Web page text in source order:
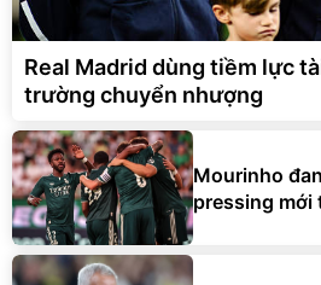
Real Madrid dùng tiềm lực
trường chuyển nhượng
Mourinho
pressing mới